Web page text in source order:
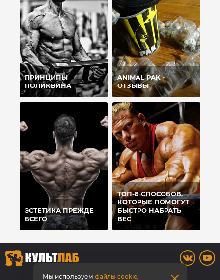
ПРИНЦИПЫ
ПОЛИКВИНА
ANIMAL PAK -
ОТЗЫВЫ
ЭСТЕТИКА ПРЕЖДЕ
ВСЕГО
ТОП-8 СПОСОБОВ,
КОТОРЫЕ ПОМОГУТ
БЫСТРО НАБРАТЬ
ВЕС
8 (3842) 446-373
Мы используемфайлы cookie,